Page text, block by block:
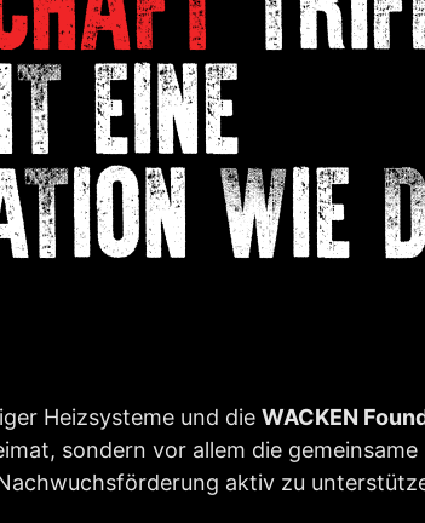
EINE
WIE
Heizsysteme und die WACKEN
sondern vor allem die gemeinsame
aktiv zu